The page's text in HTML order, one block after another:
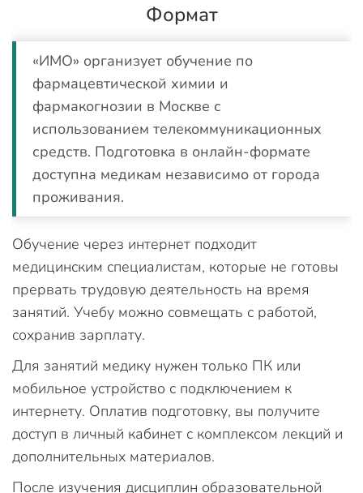
Формат
«ИМО» организует обучение по
фармацевтической химии и
фармакогнозии в Москве с
использованием телекоммуникационных
средств. Подготовка в онлайн-формате
доступна медикам независимо от города
проживания.
Обучение через интернет подходит
медицинским специалистам, которые не готовы
прервать трудовую деятельность на время
занятий. Учебу можно совмещать с работой,
сохранив зарплату.
Для занятий медику нужен только ПК или
мобильное устройство с подключением к
интернету. Оплатив подготовку, вы получите
доступ в личный кабинет с комплексом лекций и
дополнительных материалов.
После изучения дисциплин образовательной